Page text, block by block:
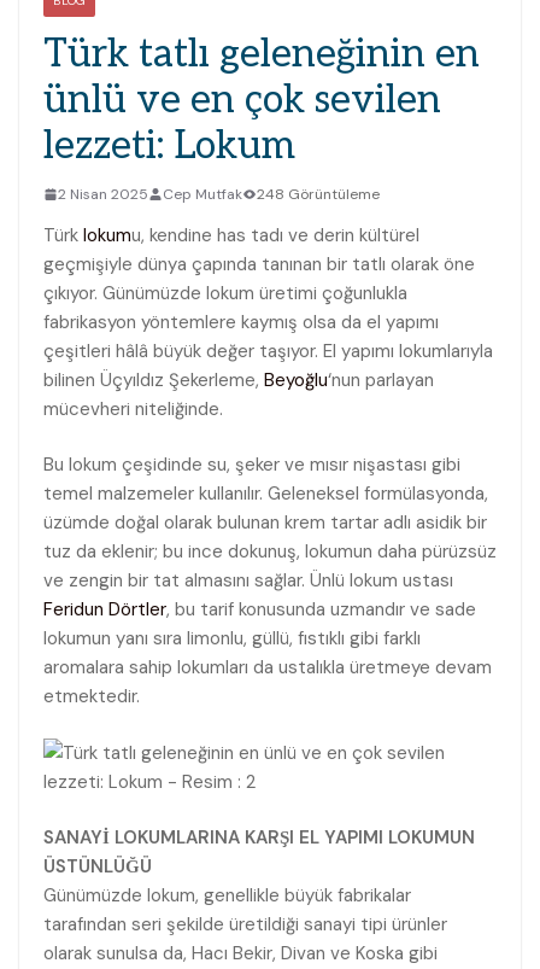
Türk tatlı geleneğinin en
ünlü ve en çok sevilen
lezzeti: Lokum
2 Nisan 2025 Cep Mutfak 248 Görüntüleme
Türk lokumu, kendine has tadı ve derin kültürel
geçmişiyle dünya çapında tanınan bir tatlı olarak öne
çıkıyor. Günümüzde lokum üretimi çoğunlukla
fabrikasyon yöntemlere kaymış olsa da el yapımı
çeşitleri hâlâ büyük değer taşıyor. El yapımı lokumlarıyla
bilinen Üçyıldız Şekerleme, Beyoğlu‘nun parlayan
mücevheri niteliğinde.
Bu lokum çeşidinde su, şeker ve mısır nişastası gibi
temel malzemeler kullanılır. Geleneksel formülasyonda,
üzümde doğal olarak bulunan krem tartar adlı asidik bir
tuz da eklenir; bu ince dokunuş, lokumun daha pürüzsüz
ve zengin bir tat almasını sağlar. Ünlü lokum ustası
Feridun Dörtler, bu tarif konusunda uzmandır ve sade
lokumun yanı sıra limonlu, güllü, fıstıklı gibi farklı
aromalara sahip lokumları da ustalıkla üretmeye devam
etmektedir.
SANAYİ LOKUMLARINA KARŞI EL YAPIMI LOKUMUN
ÜSTÜNLÜĞÜ
Günümüzde lokum, genellikle büyük fabrikalar
tarafından seri şekilde üretildiği sanayi tipi ürünler
olarak sunulsa da, Hacı Bekir, Divan ve Koska gibi